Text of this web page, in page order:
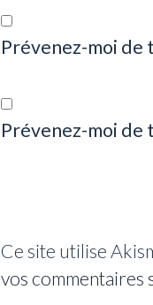
Prévenez-moi de
Prévenez-moi de
Ce site utilise
vos commentaires